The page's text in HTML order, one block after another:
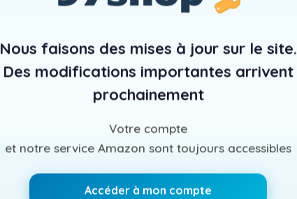
Nous faisons des mises à jour sur le site.
Des modifications importantes arrivent
prochainement
Votre compte
et notre service Amazon sont toujours accessibles
Accéder à mon compte